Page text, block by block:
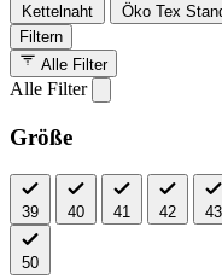
Kettelnaht Öko Tex
Filtern
Alle Filter
Alle Filter
Größe
39 40 41 42 43
50